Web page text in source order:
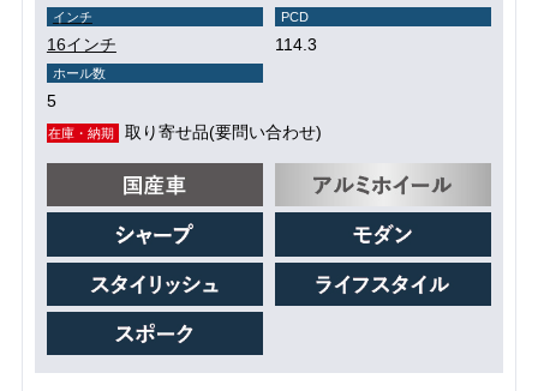
インチ
16インチ
PCD
114.3
ホール数
5
在庫・納期 取り寄せ品(要問い合わせ)